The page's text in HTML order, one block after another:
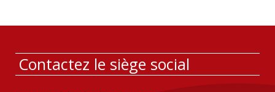
Contactez le siège social